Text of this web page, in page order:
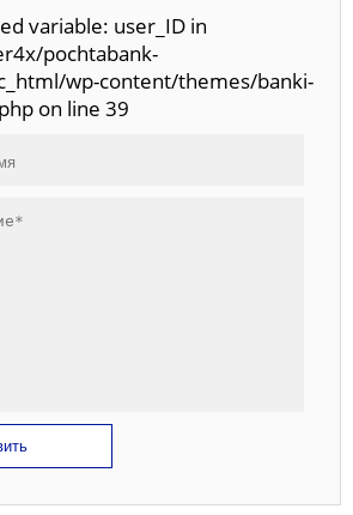
variable: user_ID in
pochtabank-
wp-content/themes/banki-
on line 39